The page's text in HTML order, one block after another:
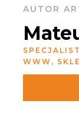
AUTOR
WWW,